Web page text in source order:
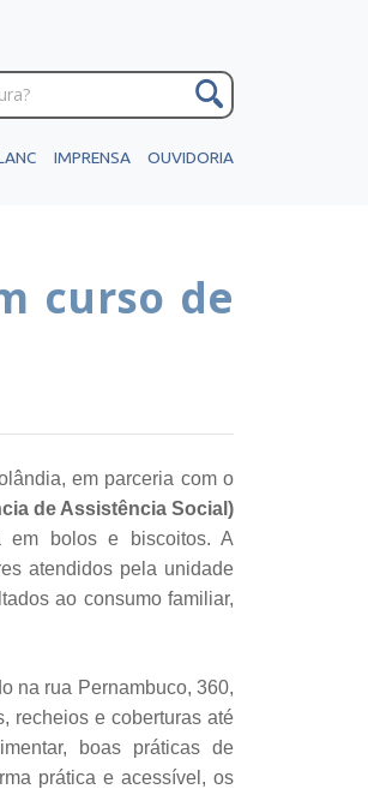
IMPRENSA OUVIDORIA
curso de
em parceria com o
de Assistência Social)
em bolos e biscoitos. A
atendidos pela unidade
ao consumo familiar,
na rua Pernambuco, 360,
recheios e coberturas até
boas práticas de
prática e acessível, os